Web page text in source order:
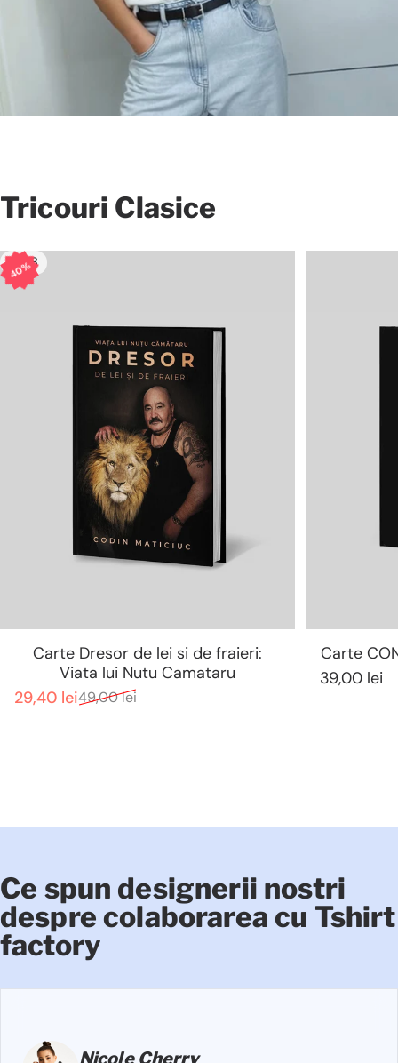
Tricouri Clasice
40%3.8
Carte Dresor de lei si de fraieri:
Viata lui Nutu Camataru
Pret de vanzare
29,40 lei
Pret normal49,00 lei
Carte
39,00 lei
Ce spun designerii nostri
despre colaborarea cu Tshirt
factory